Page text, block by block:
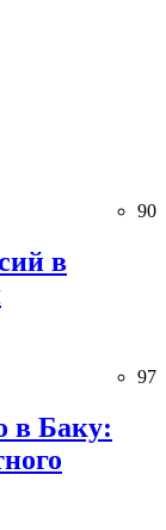
90
в
97
в Баку: